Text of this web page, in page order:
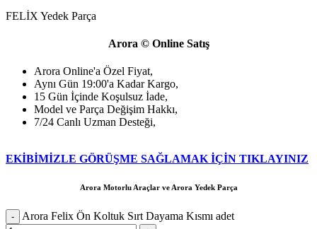
FELİX Yedek Parça
Arora © Online Satış
Arora Online'a Özel Fiyat,
Aynı Gün 19:00'a Kadar Kargo,
15 Gün İçinde Koşulsuz İade,
Model ve Parça Değişim Hakkı,
7/24 Canlı Uzman Desteği,
EKİBİMİZLE GÖRÜŞME SAĞLAMAK İÇİN TIKLAYINIZ
Arora Motorlu Araçlar ve Arora Yedek Parça
Arora Felix Ön Koltuk Sırt Dayama Kısmı adet